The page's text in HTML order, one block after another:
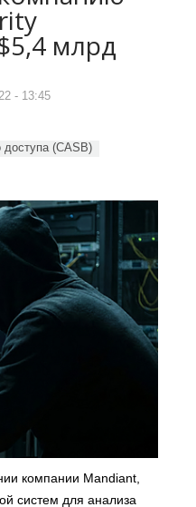
млрд
- 13:45
доступа (CASB)
компании Mandiant,
систем для анализа